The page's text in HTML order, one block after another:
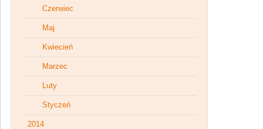
Czerwiec
Maj
Kwiecień
Marzec
Luty
Styczeń
2014